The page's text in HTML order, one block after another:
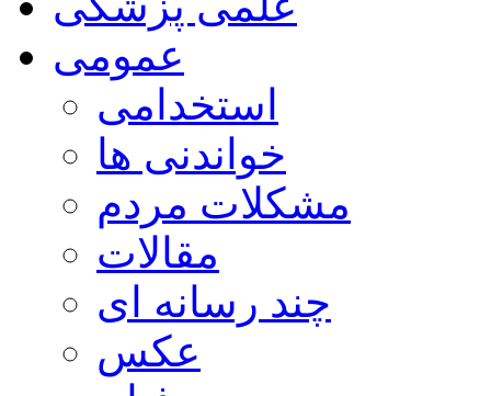
عمومی
استخدامی
خواندنی ها
مشکلات مردم
مقالات
چند رسانه ای
عکس